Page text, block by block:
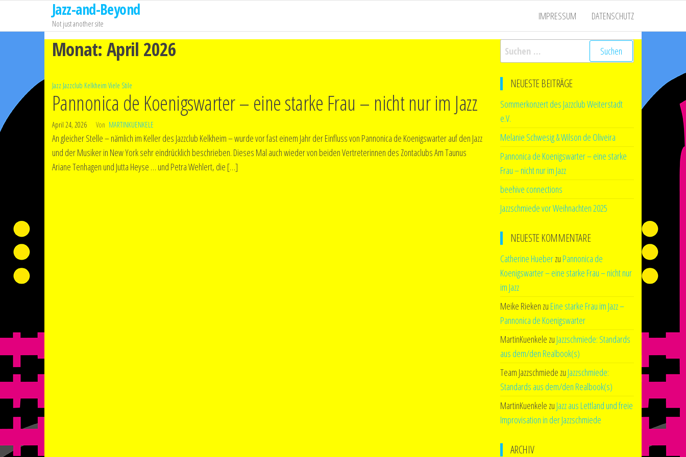
springen
Jazz-and-Beyond
Not just another site
IMPRESSUM DATENSCHUTZ
Monat: April 2026
Jazz Jazzclub Kelkheim Viele Stile
Pannonica de Koenigswarter – eine starke Frau – nicht nur im Jazz
April 24, 2026 Von MARTINKUENKELE
An gleicher Stelle – nämlich im Keller des Jazzclub Kelkheim – wurde vor fast einem Jahr der Einfluss von Pannonica de Koenigswarter auf den Jazz
und der Musiker in New York sehr eindrücklich beschrieben. Dieses Mal auch wieder von beiden Vertreterinnen des Zontaclubs Am Taunus
Ariane Tenhagen und Jutta Heyse … und Petra Wehlert, die […]
Suchen
nach:
NEUESTE BEITRÄGE
Sommerkonzert des Jazzclub Weiterstadt
e.V.
Melanie Schwesig & Wilson de Oliveira
Pannonica de Koenigswarter – eine starke
Frau – nicht nur im Jazz
beehive connections
Jazzschmiede vor Weihnachten 2025
NEUESTE KOMMENTARE
Catherine Hueberzu Pannonica de
Koenigswarter – eine starke Frau – nicht nur
im Jazz
Meike Rieken zu Eine starke Frau im Jazz –
Pannonica de Koenigswarter
MartinKuenkele zu Jazzschmiede: Standards
aus dem/den Realbook(s)
Team Jazzschmiede zu Jazzschmiede:
Standards aus dem/den Realbook(s)
MartinKuenkele zu Jazz aus Lettland und freie
Improvisation in der Jazzschmiede
ARCHIV